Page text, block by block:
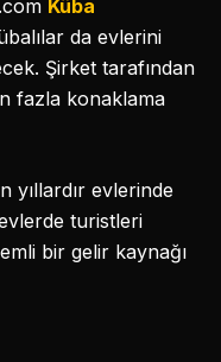
Küba
da evlerini
Şirket tarafından
fazla konaklama
yıllardır evlerinde
turistleri
bir gelir kaynağı